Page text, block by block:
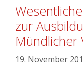
zur
Mündlicher
19. November